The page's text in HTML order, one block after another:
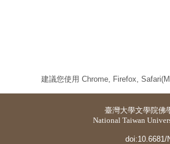
建議您使用 Chrome, Firefox,
臺灣大學文學院佛
National Taiwan
doi:10.6681/